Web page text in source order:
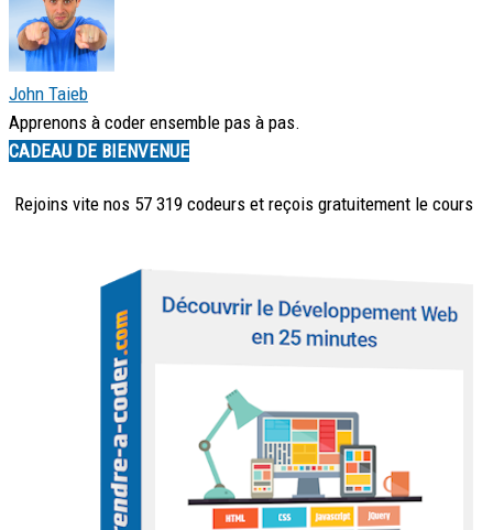
John Taieb
Apprenons à coder ensemble pas à pas.
CADEAU DE BIENVENUE
Rejoins vite nos 57 319 codeurs et reçois gratuitement le cours